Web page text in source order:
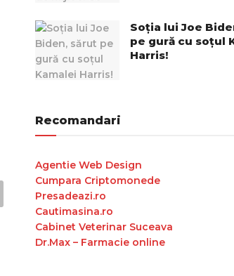
Soția lui Joe
pe gură cu soțul
Harris!
Recomandari
Agentie Web Design
Cumpara Criptomonede
Presadeazi.ro
Cautimasina.ro
Cabinet Veterinar Suceava
Dr.Max – Farmacie online